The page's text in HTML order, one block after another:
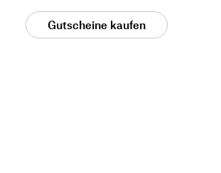
Gutscheine kaufen